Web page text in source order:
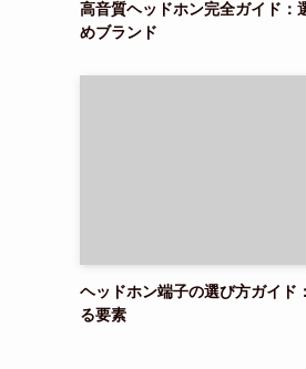
高音質ヘッドホン完全ガイド：
めブランド
ヘッドホン端子の選び方ガイド
る要素